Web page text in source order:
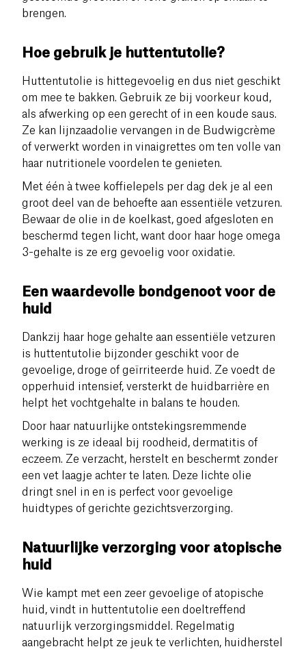
brengen.
Hoe gebruik je huttentutolie?
Huttentutolie is hittegevoelig en dus niet geschikt
om mee te bakken. Gebruik ze bij voorkeur koud,
als afwerking op een gerecht of in een koude saus.
Ze kan lijnzaadolie vervangen in de Budwigcrème
of verwerkt worden in vinaigrettes om ten volle van
haar nutritionele voordelen te genieten.
Met één à twee koffielepels per dag dek je al een
groot deel van de behoefte aan essentiële vetzuren.
Bewaar de olie in de koelkast, goed afgesloten en
beschermd tegen licht, want door haar hoge omega
3-gehalte is ze erg gevoelig voor oxidatie.
Een waardevolle bondgenoot voor de
huid
Dankzij haar hoge gehalte aan essentiële vetzuren
is huttentutolie bijzonder geschikt voor de
gevoelige, droge of geïrriteerde huid. Ze voedt de
opperhuid intensief, versterkt de huidbarrière en
helpt het vochtgehalte in balans te houden.
Door haar natuurlijke ontstekingsremmende
werking is ze ideaal bij roodheid, dermatitis of
eczeem. Ze verzacht, herstelt en beschermt zonder
een vet laagje achter te laten. Deze lichte olie
dringt snel in en is perfect voor gevoelige
huidtypes of gerichte gezichtsverzorging.
Natuurlijke verzorging voor atopische
huid
Wie kampt met een zeer gevoelige of atopische
huid, vindt in huttentutolie een doeltreffend
natuurlijk verzorgingsmiddel. Regelmatig
aangebracht helpt ze jeuk te verlichten, huidherstel